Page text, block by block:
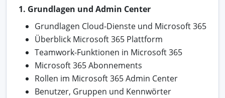
1. Grundlagen und Admin Center
Grundlagen Cloud-Dienste und Microsoft 365
Überblick Microsoft 365 Plattform
Teamwork-Funktionen in Microsoft 365
Microsoft 365 Abonnements
Rollen im Microsoft 365 Admin Center
Benutzer, Gruppen und Kennwörter